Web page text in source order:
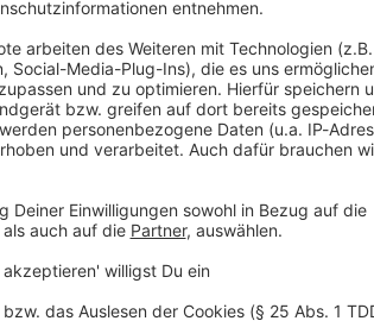
prägten
die Hygiene, aber brachten auch die
Sanitäranlage zum Wellnesstempel. "Aha! History – Zehn
Podcast von WELT. Immer montags und
Deniz Redaktion, Moderation: Viola Koegst
services/article7893735/
article157550705/
Menschen kein Bad in ihrer
zusammen. „Aha! History“ erzählt die